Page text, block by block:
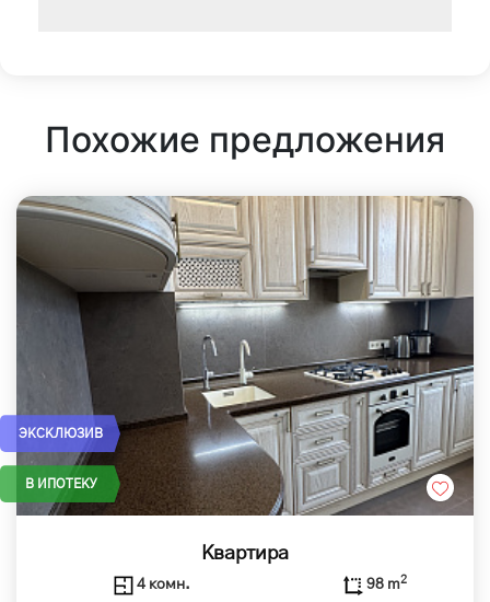
Похожие предложения
ЭКСКЛЮЗИВ
В ИПОТЕКУ
Квартира
4 комн. 98 m2